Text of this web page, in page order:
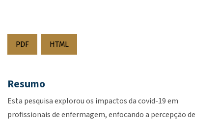
PDF HTML
Resumo
Esta pesquisa explorou os impactos da covid-19 em
profissionais de enfermagem, enfocando a percepção de